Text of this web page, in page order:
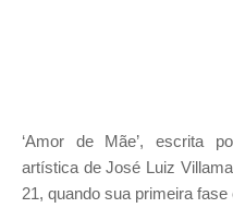
‘Amor de Mãe’, escrita
artística de José Luiz
21, quando sua primeira